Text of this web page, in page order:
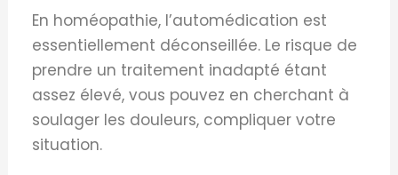
En homéopathie, l’automédication est
essentiellement déconseillée. Le risque de
prendre un traitement inadapté étant
assez élevé, vous pouvez en cherchant à
soulager les douleurs, compliquer votre
situation.